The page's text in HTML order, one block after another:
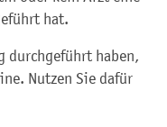
hat.
durchgeführt haben,
Nutzen Sie dafür